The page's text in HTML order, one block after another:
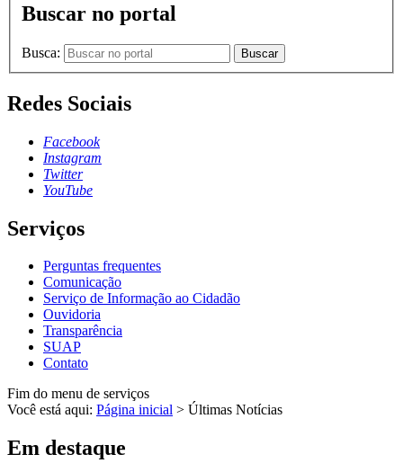
Buscar no portal
Busca: Buscar
Redes Sociais
Facebook
Instagram
Twitter
YouTube
Serviços
Perguntas frequentes
Comunicação
Serviço de Informação ao Cidadão
Ouvidoria
Transparência
SUAP
Contato
Fim do menu de serviços
Você está aqui: Página inicial > Últimas Notícias
Em destaque